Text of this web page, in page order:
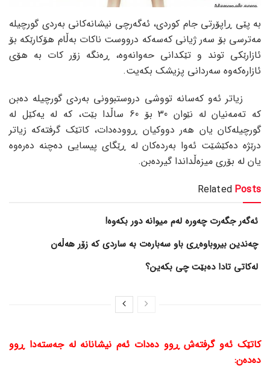
بە پێی ڕاپۆرتی جام کوردی، ئەگەرچی نیشانەکانی بەردی گورچیلە
مەترسی بۆ سەر ژیانی کەسەکە درووست ناکات بەڵام هۆکارێکە بۆ
ئازارێکی توند و تێکدانی حەوانەوە، ڕەنگە زۆر کات بە هۆی
ئازارەکەوە سەردانی پزیشک بکەیت.
زیاتر ئەو کەسانە تووشی دروستبوونی بەردی گورچیلە دەبن
کە تەمەنیان لە نێوان 30 بۆ 60 ساڵدا بێت، کە لە یەکێل لە
گورچیلەکان یان هەر دووکیان ڕوودەدات، کاتێک گرفتەکە زیاتر
درێژە دەکێشێت ئەوا بەردەکان لە ڕێگای پیسایی دەچنە دەرەوە
یان لە بۆری میزەڵداندا گیردەبن.
Related Posts
ئەگەر جگەرت چەورە لەم میوانە دور بکەوە!
چەندین بیروباوەڕی باو سەبارەت بە ساردی کە زۆر هەڵەن
لەکاتی تادا دەبێت چی بکەین؟
کاتێک ئەو گرفتەش ڕوو دەدات ئەم نیشانانە لە جەستەدا ڕوو
دەدەن: